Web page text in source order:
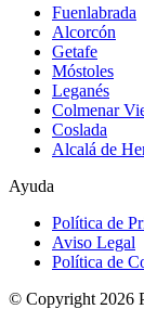
Fuenlabrada
Alcorcón
Getafe
Móstoles
Leganés
Colmenar
Coslada
Alcalá de
Ayuda
Política de
Aviso Legal
Política de
© Copyright 2026